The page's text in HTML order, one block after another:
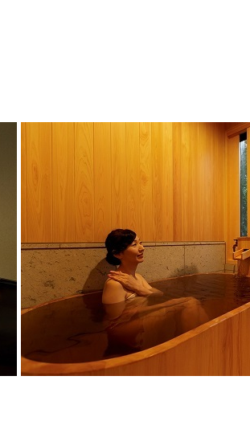
ご朝食【 7:30～ 8:20 / 9:00～ 9:50】
■ お食事のお席について ■
※お食事の席は、2名様～4名様テーブルが基本と
※5名以上のご予約の場合は仕切りがある為、同席
複数席でのご案内となります。
■ 無料送迎のご案内 ■
迎え）JR那須塩原駅西口発【14:35／15:35】
送り) ホテル発【10:00／11:10】
※要事前予約となります。